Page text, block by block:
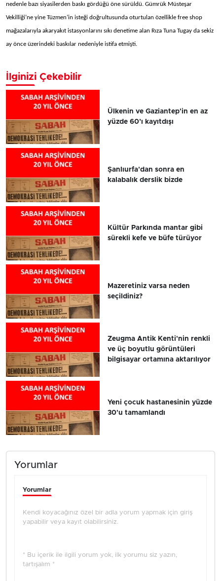
nedenle bazı siyasilerden baskı gördüğü öne sürüldü. Gümrük Müsteşar
Vekilliği’ne yine Tüzmen’in isteği doğrultusunda oturtulan özellikle free shop
mağazalarıyla akaryakıt istasyonlarını sıkı denetime alan Rıza Tuna Tugay da sekiz
ay önce üzerindeki baskılar nedeniyle istifa etmişti.
İlginizi Çekebilir
Ülkenin ve Gaziantep'in en az
yüzde 60’ı kayıtdışı
Şanlıurfa'dan sonra en
kalabalık derslik bizde
Kültür Parkında mantar gibi
sürekli kefe ve büfe türüyor
Mazeretiniz varsa neden
seçildiniz?
Zeugma Antik Kenti'nin renkli
ve üç boyutlu görüntüleri
bilgisayar ortamına aktarılıyor
Yeni çocuk hastanesinin yüzde
30'u tamamlandı
Yorumlar
Yorumlar
Kendi koyacağınız özel bir adla yorum yapmak için giriş
yapabilir veya kayıt olabilirsiniz.
* Bu içerik ile ilgili yorum yok, ilk yorumu siz yazın,
tartışalım *